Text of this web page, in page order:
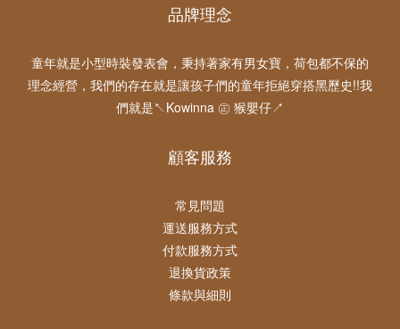
品牌理念
童年就是小型時裝發表會，秉持著家有男女寶，荷包都不保的
理念經營，我們的存在就是讓孩子們的童年拒絕穿搭黑歷史!!我
們就是↖Kowinna ㊣ 猴嬰仔↗
顧客服務
常見問題
運送服務方式
付款服務方式
退換貨政策
條款與細則